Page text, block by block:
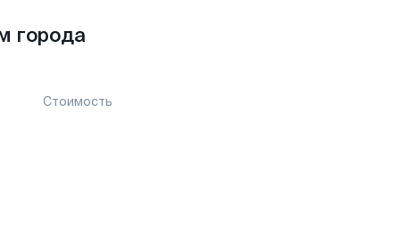
города
Стоимость